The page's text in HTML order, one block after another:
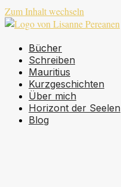
Zum Inhalt wechseln
Bücher
Schreiben
Mauritius
Kurzgeschichten
Über mich
Horizont der Seelen
Blog